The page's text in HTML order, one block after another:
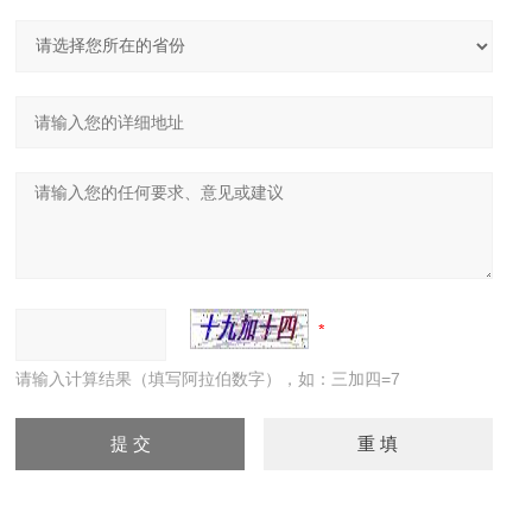
请输入计算结果（填写阿拉伯数字），如：三加四=7